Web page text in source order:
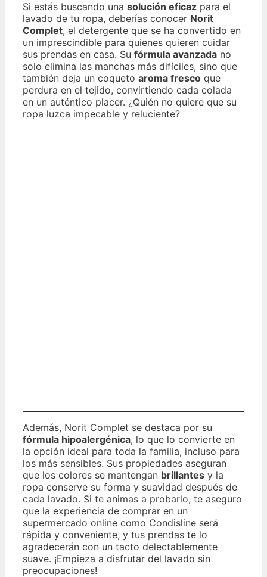
Si estás buscando una solución eficaz para el
lavado de tu ropa, deberías conocer Norit
Complet, el detergente que se ha convertido en
un imprescindible para quienes quieren cuidar
sus prendas en casa. Su fórmula avanzada no
solo elimina las manchas más difíciles, sino que
también deja un coqueto aroma fresco que
perdura en el tejido, convirtiendo cada colada
en un auténtico placer. ¿Quién no quiere que su
ropa luzca impecable y reluciente?
Además, Norit Complet se destaca por su
fórmula hipoalergénica, lo que lo convierte en
la opción ideal para toda la familia, incluso para
los más sensibles. Sus propiedades aseguran
que los colores se mantengan brillantes y la
ropa conserve su forma y suavidad después de
cada lavado. Si te animas a probarlo, te aseguro
que la experiencia de comprar en un
supermercado online como Condisline será
rápida y conveniente, y tus prendas te lo
agradecerán con un tacto delectablemente
suave. ¡Empieza a disfrutar del lavado sin
preocupaciones!